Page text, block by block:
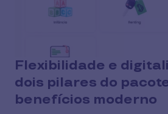
Flexibilidade e
dois pilares do
benefícios moderno